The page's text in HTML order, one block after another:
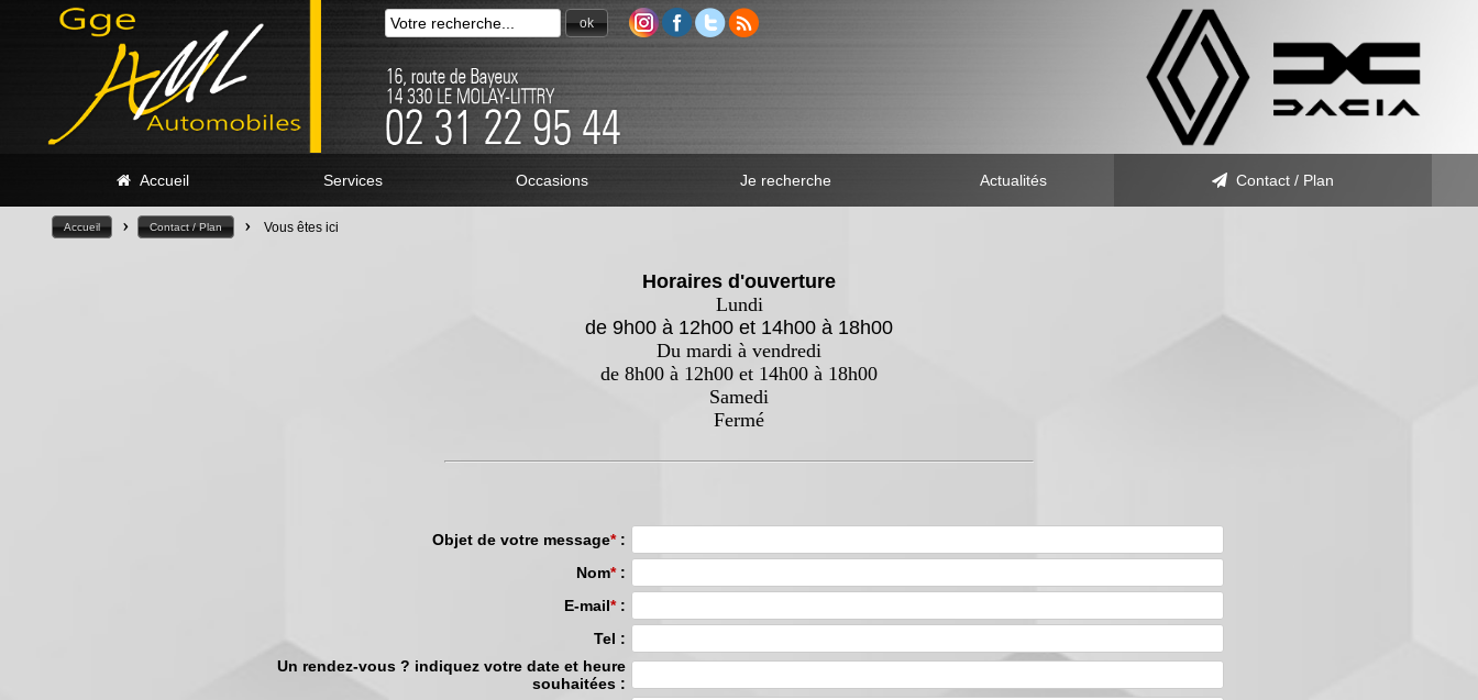
ok
Accueil Services Occasions Je recherche Actualités Contact / Plan
Accueil > Contact / Plan > Vous êtes ici
Horaires d'ouverture
Lundi
de 9h00 à 12h00 et 14h00 à 18h00
Du mardi à vendredi
de 8h00 à 12h00 et 14h00 à 18h00
Samedi
Fermé
Objet de votre message*:
Nom*:
E-mail*:
Tel :
Un rendez-vous ? indiquez votre date et heure
souhaitées :